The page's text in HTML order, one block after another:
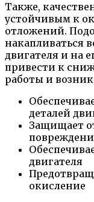
Также,
устойчивым к
отложений.
накапливаться
двигателя и на
привести к
работы и
деталей
Защищает
двигателя
окисление